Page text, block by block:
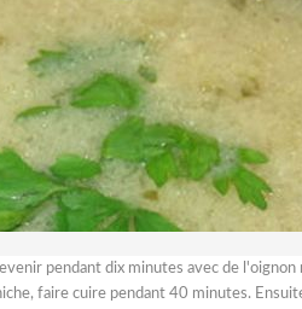
pendant dix minutes avec de l'oignon
faire cuire pendant 40 minutes.